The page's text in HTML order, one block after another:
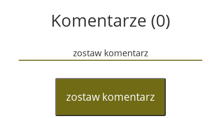
Komentarze (0)
zostaw komentarz
zostaw komentarz